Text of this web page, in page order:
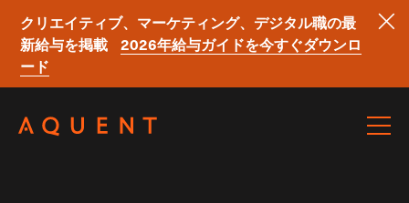
クリエイティブ、マーケティング、デジタル職の最
新給与を掲載
2026年給与ガイドを今すぐダウンロ
ード